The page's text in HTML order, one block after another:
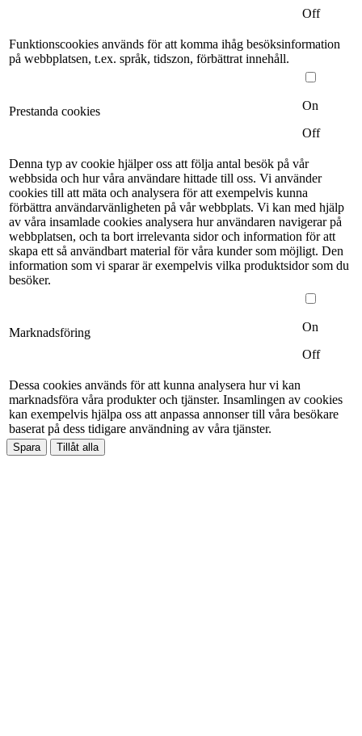
Off
Funktionscookies används för att komma ihåg besöksinformation
på webbplatsen, t.ex. språk, tidszon, förbättrat innehåll.
Prestanda cookies
On
Off
Denna typ av cookie hjälper oss att följa antal besök på vår
webbsida och hur våra användare hittade till oss. Vi använder
cookies till att mäta och analysera för att exempelvis kunna
förbättra användarvänligheten på vår webbplats. Vi kan med hjälp
av våra insamlade cookies analysera hur användaren navigerar på
webbplatsen, och ta bort irrelevanta sidor och information för att
skapa ett så användbart material för våra kunder som möjligt. Den
information som vi sparar är exempelvis vilka produktsidor som du
besöker.
Marknadsföring
On
Off
Dessa cookies används för att kunna analysera hur vi kan
marknadsföra våra produkter och tjänster. Insamlingen av cookies
kan exempelvis hjälpa oss att anpassa annonser till våra besökare
baserat på dess tidigare användning av våra tjänster.
Spara Tillåt alla